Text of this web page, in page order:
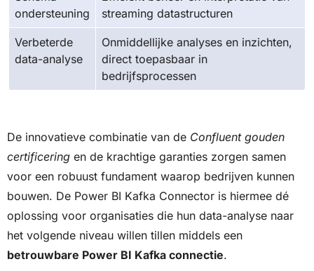
ondersteuning
streaming datastructuren
Verbeterde
data-analyse
Onmiddellijke analyses en inzichten,
direct toepasbaar in
bedrijfsprocessen
De innovatieve combinatie van de Confluent gouden
certificering en de krachtige garanties zorgen samen
voor een robuust fundament waarop bedrijven kunnen
bouwen. De Power BI Kafka Connector is hiermee dé
oplossing voor organisaties die hun data-analyse naar
het volgende niveau willen tillen middels een
betrouwbare Power BI Kafka connectie.